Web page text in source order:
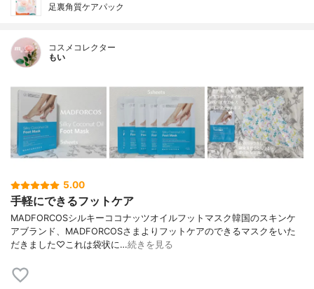
足裏角質ケアパック
コスメコレクター
もい
5.00
手軽にできるフットケア
MADFORCOSシルキーココナッツオイルフットマスク韓国のスキンケ
アブランド、MADFORCOSさまよりフットケアのできるマスクをいた
だきました♡これは袋状に…続きを見る